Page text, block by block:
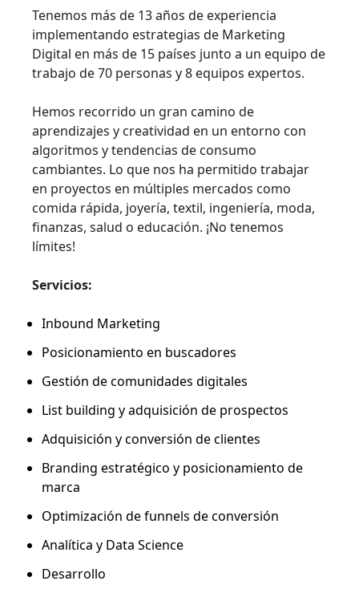
Tenemos más de 13 años de experiencia
implementando estrategias de Marketing
Digital en más de 15 países junto a un equipo de
trabajo de 70 personas y 8 equipos expertos.
Hemos recorrido un gran camino de
aprendizajes y creatividad en un entorno con
algoritmos y tendencias de consumo
cambiantes. Lo que nos ha permitido trabajar
en proyectos en múltiples mercados como
comida rápida, joyería, textil, ingeniería, moda,
finanzas, salud o educación. ¡No tenemos
límites!
Servicios:
Inbound Marketing
Posicionamiento en buscadores
Gestión de comunidades digitales
List building y adquisición de prospectos
Adquisición y conversión de clientes
Branding estratégico y posicionamiento de
marca
Optimización de funnels de conversión
Analítica y Data Science
Desarrollo